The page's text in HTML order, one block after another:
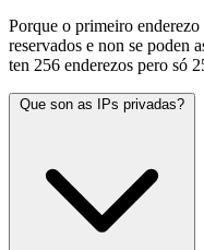
Porque o primeiro
reservados e non se poden
ten 256 enderezos pero só
Que son as IPs privadas?